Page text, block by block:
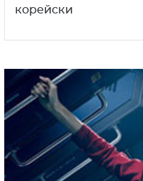
корейски